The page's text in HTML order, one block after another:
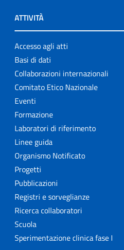
ATTIVITÀ
Accesso agli atti
Basi di dati
Collaborazioni internazionali
Comitato Etico Nazionale
Eventi
Formazione
Laboratori di riferimento
Linee guida
Organismo Notificato
Progetti
Pubblicazioni
Registri e sorveglianze
Ricerca collaboratori
Scuola
Sperimentazione clinica fase I